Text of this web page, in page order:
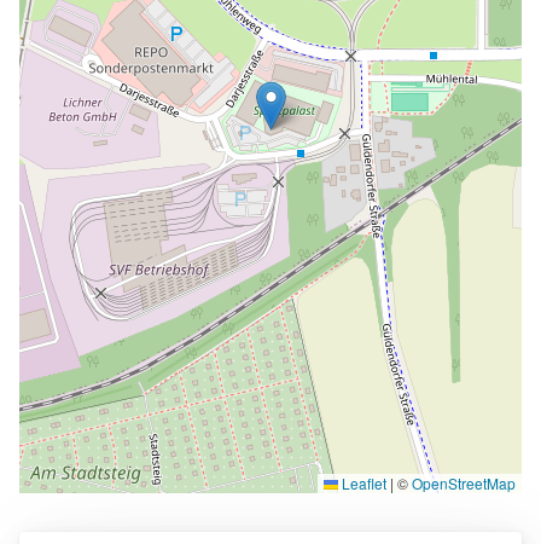
Leaflet | ©OpenStreetMap